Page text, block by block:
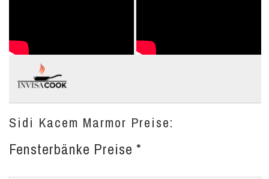
Sidi Kacem Marmor Preise:
Fensterbänke Preise *